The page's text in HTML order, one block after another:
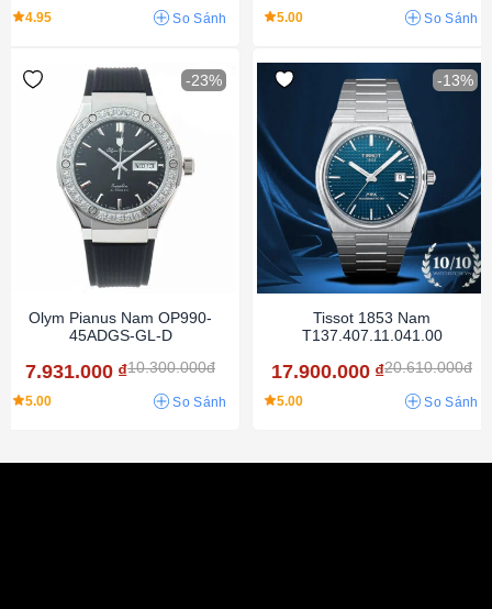
4.95 So Sánh 5.00 So Sánh
-23%
Olym Pianus Nam OP990-
45ADGS-GL-D
7.931.000 ₫10.300.000đ
5.00 So Sánh
-13%
Tissot 1853 Nam
T137.407.11.041.00
17.900.000 ₫20.610.000đ
5.00 So Sánh